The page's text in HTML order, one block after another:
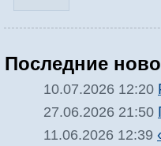
Последние
10.07.2026 12:20
27.06.2026 21:50
11.06.2026 12:39